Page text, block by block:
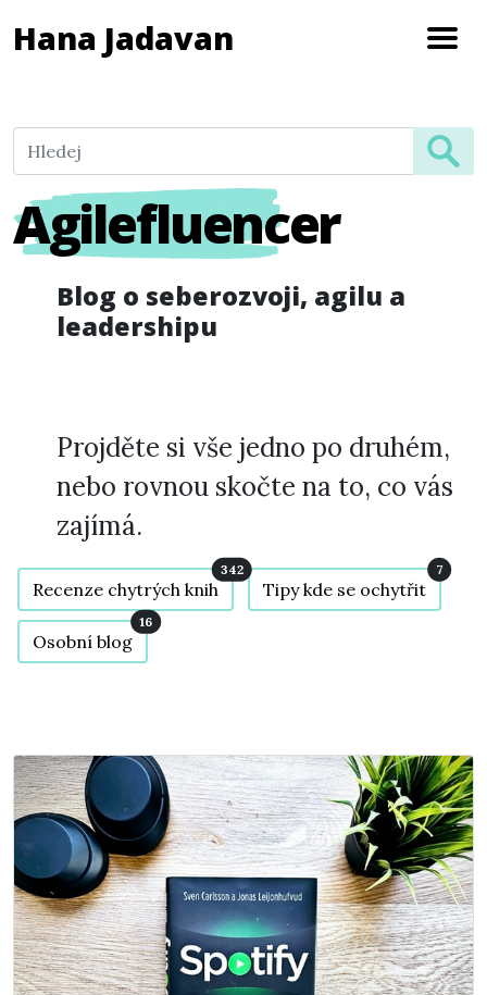
Hana Jadavan
Agilefluencer
Blog o seberozvoji, agilu a
leadershipu
Projděte si vše jedno po druhém,
nebo rovnou skočte na to, co vás
zajímá.
Recenze chytrých knih
342
Tipy kde se ochytřit
7
Osobní blog
16